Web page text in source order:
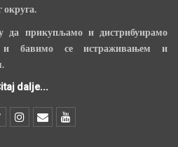
округа.
прикупљамо и дистрибуирамо
и бавимо се истраживањем и
dalje...